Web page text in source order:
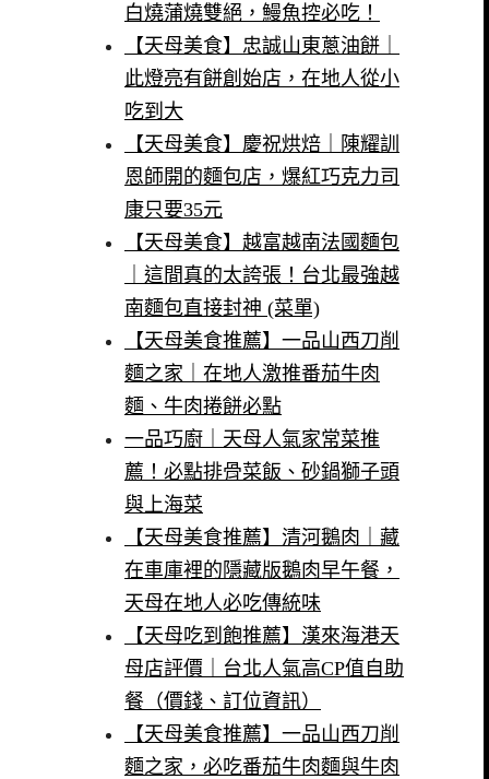
白燒蒲燒雙絕，鰻魚控必吃！
【天母美食】忠誠山東蔥油餅｜
此燈亮有餅創始店，在地人從小
吃到大
【天母美食】慶祝烘焙｜陳耀訓
恩師開的麵包店，爆紅巧克力司
康只要35元
【天母美食】越富越南法國麵包
｜這間真的太誇張！台北最強越
南麵包直接封神 (菜單)
【天母美食推薦】一品山西刀削
麵之家｜在地人激推番茄牛肉
麵、牛肉捲餅必點
一品巧廚｜天母人氣家常菜推
薦！必點排骨菜飯、砂鍋獅子頭
與上海菜
【天母美食推薦】清河鵝肉｜藏
在車庫裡的隱藏版鵝肉早午餐，
天母在地人必吃傳統味
【天母吃到飽推薦】漢來海港天
母店評價｜台北人氣高CP值自助
餐（價錢、訂位資訊）
【天母美食推薦】一品山西刀削
麵之家，必吃番茄牛肉麵與牛肉